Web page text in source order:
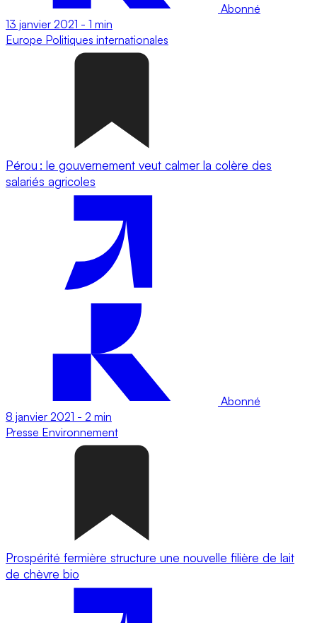
Abonné
13 janvier 2021 - 1 min
Europe Politiques internationales
Pérou : le gouvernement veut calmer la colère des
salariés agricoles
Abonné
8 janvier 2021 - 2 min
Presse Environnement
Prospérité fermière structure une nouvelle filière de lait
de chèvre bio